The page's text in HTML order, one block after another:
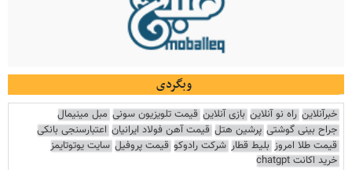
وبگردی
خبرآنلاین راه نو آنلاین بازی آنلاین قیمت تلویزیون سونی مبل مینیمال
جراح بینی گوشتی پرشین هتل قیمت آهن فولاد ایرانیان اعتبارسنجی بانکی
قیمت طلا امروز بلیط قطار شرکت رادوکو قیمت پروفیل سایت یوتوتایمز
خرید اکانت chatgpt